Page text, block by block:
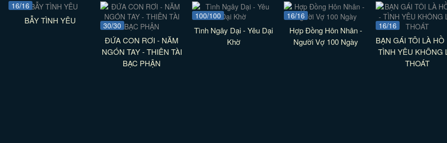
16/16
BẪY TÌNH YÊU 30/30
ĐỨA CON RƠI - NĂM
NGÓN TAY - THIÊN TÀI
BẠC PHẬN
100/100
Tình Ngây Dại - Yêu Dại
Khờ
16/16
Hợp Đồng Hôn Nhân -
Người Vợ 100 Ngày
16/16
BẠN GÁI TÔI LÀ HỒ
TÌNH YÊU KHÔNG
THOÁT